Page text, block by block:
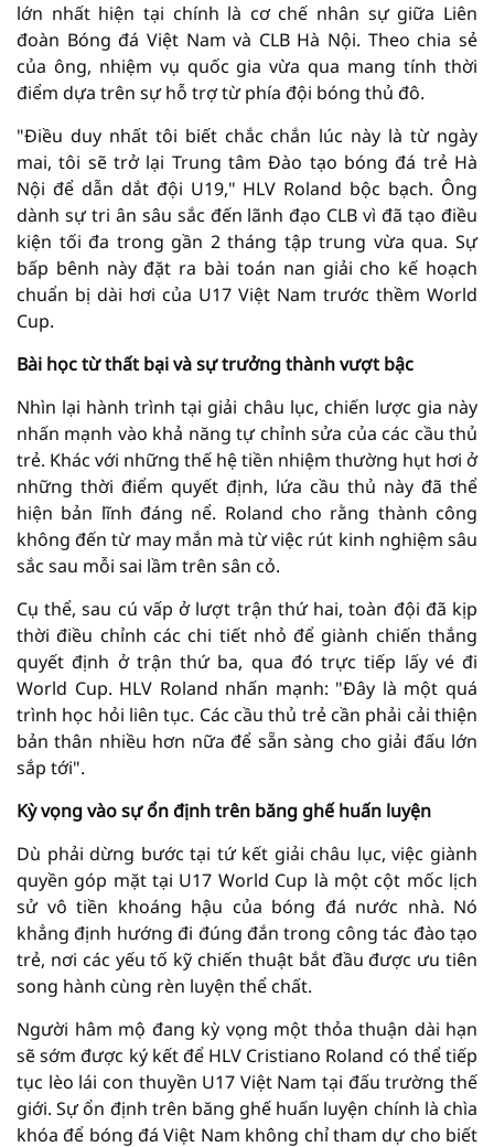
lớn nhất hiện tại chính là cơ chế nhân sự giữa Liên
đoàn Bóng đá Việt Nam và CLB Hà Nội. Theo chia sẻ
của ông, nhiệm vụ quốc gia vừa qua mang tính thời
điểm dựa trên sự hỗ trợ từ phía đội bóng thủ đô.
"Điều duy nhất tôi biết chắc chắn lúc này là từ ngày
mai, tôi sẽ trở lại Trung tâm Đào tạo bóng đá trẻ Hà
Nội để dẫn dắt đội U19," HLV Roland bộc bạch. Ông
dành sự tri ân sâu sắc đến lãnh đạo CLB vì đã tạo điều
kiện tối đa trong gần 2 tháng tập trung vừa qua. Sự
bấp bênh này đặt ra bài toán nan giải cho kế hoạch
chuẩn bị dài hơi của U17 Việt Nam trước thềm World
Cup.
Bài học từ thất bại và sự trưởng thành vượt bậc
Nhìn lại hành trình tại giải châu lục, chiến lược gia này
nhấn mạnh vào khả năng tự chỉnh sửa của các cầu thủ
trẻ. Khác với những thế hệ tiền nhiệm thường hụt hơi ở
những thời điểm quyết định, lứa cầu thủ này đã thể
hiện bản lĩnh đáng nể. Roland cho rằng thành công
không đến từ may mắn mà từ việc rút kinh nghiệm sâu
sắc sau mỗi sai lầm trên sân cỏ.
Cụ thể, sau cú vấp ở lượt trận thứ hai, toàn đội đã kịp
thời điều chỉnh các chi tiết nhỏ để giành chiến thắng
quyết định ở trận thứ ba, qua đó trực tiếp lấy vé đi
World Cup. HLV Roland nhấn mạnh: "Đây là một quá
trình học hỏi liên tục. Các cầu thủ trẻ cần phải cải thiện
bản thân nhiều hơn nữa để sẵn sàng cho giải đấu lớn
sắp tới".
Kỳ vọng vào sự ổn định trên băng ghế huấn luyện
Dù phải dừng bước tại tứ kết giải châu lục, việc giành
quyền góp mặt tại U17 World Cup là một cột mốc lịch
sử vô tiền khoáng hậu của bóng đá nước nhà. Nó
khẳng định hướng đi đúng đắn trong công tác đào tạo
trẻ, nơi các yếu tố kỹ chiến thuật bắt đầu được ưu tiên
song hành cùng rèn luyện thể chất.
Người hâm mộ đang kỳ vọng một thỏa thuận dài hạn
sẽ sớm được ký kết để HLV Cristiano Roland có thể tiếp
tục lèo lái con thuyền U17 Việt Nam tại đấu trường thế
giới. Sự ổn định trên băng ghế huấn luyện chính là chìa
khóa để bóng đá Việt Nam không chỉ tham dự cho biết